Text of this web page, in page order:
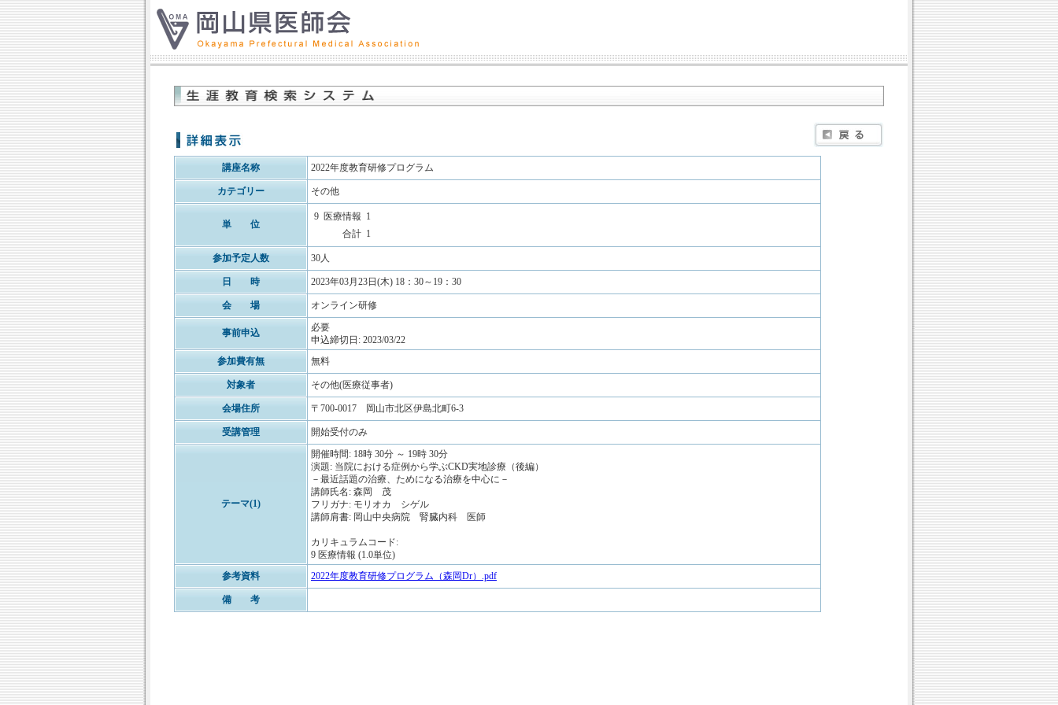
講座名称 2022年度教育研修プログラム
カテゴリー その他
単 位
9 医療情報 1
合計 1
参加予定人数 30人
日 時 2023年03月23日(木) 18：30～19：30
会 場 オンライン研修
事前申込
必要
申込締切日: 2023/03/22
参加費有無
無料
対象者 その他(医療従事者)
会場住所 〒700-0017 岡山市北区伊島北町6-3
受講管理 開始受付のみ
テーマ(1)
開催時間: 18時 30分 ～ 19時 30分
演題: 当院における症例から学ぶCKD実地診療（後編）
－最近話題の治療、ためになる治療を中心に－
講師氏名: 森岡 茂
フリガナ: モリオカ シゲル
講師肩書: 岡山中央病院 腎臓内科 医師
カリキュラムコード:
9 医療情報 (1.0単位)
参考資料
2022年度教育研修プログラム（森岡Dr）.pdf
備 考